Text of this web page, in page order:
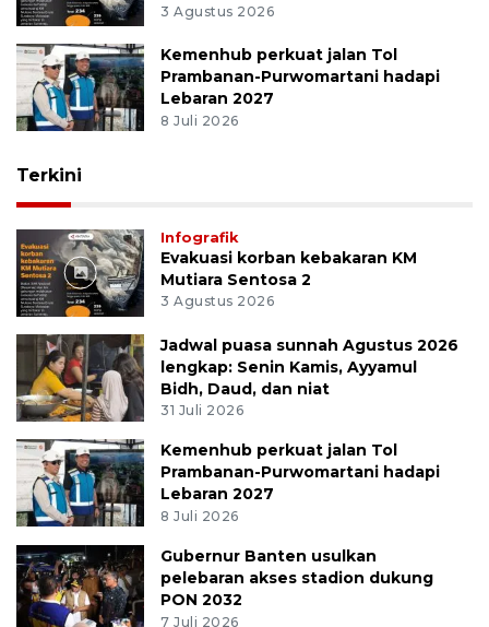
3 Agustus 2026
Kemenhub perkuat jalan Tol
Prambanan-Purwomartani hadapi
Lebaran 2027
8 Juli 2026
Terkini
Infografik
Evakuasi korban kebakaran KM
Mutiara Sentosa 2
3 Agustus 2026
Jadwal puasa sunnah Agustus 2026
lengkap: Senin Kamis, Ayyamul
Bidh, Daud, dan niat
31 Juli 2026
Kemenhub perkuat jalan Tol
Prambanan-Purwomartani hadapi
Lebaran 2027
8 Juli 2026
Gubernur Banten usulkan
pelebaran akses stadion dukung
PON 2032
7 Juli 2026